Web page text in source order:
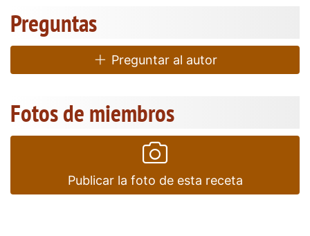
Preguntas
Preguntar al autor
Fotos de miembros
Publicar la foto de esta receta